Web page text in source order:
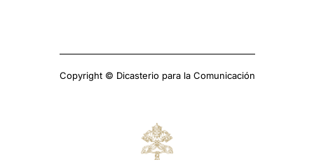
Copyright © Dicasterio para la Comunicación